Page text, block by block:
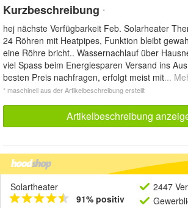
Kurzbeschreibung *
hej nächste Verfügbarkeit Feb. Solarheater
24 Röhren mit Heatpipes, Funktion bleibt
eine Röhre bricht.. Wassernachlauf über
viel Spass beim Energiesparen Versand ins
besten Preis nachfragen, erfolgt meist mit...
* maschinell aus der Artikelbeschreibung erstellt
Artikelbeschreibung
Solartheater
91% positiv
2447